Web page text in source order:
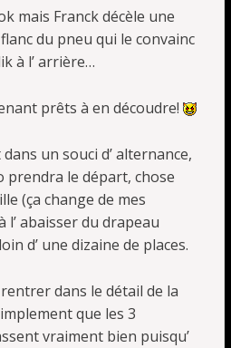
mais Franck décèle une
du pneu qui le convainc
à l’ arrière…
prêts à en découdre!
un souci d’ alternance,
prendra le départ, chose
(ça change de mes
l’ abaisser du drapeau
d’ une dizaine de places.
dans le détail de la
que les 3
vraiment bien puisqu’